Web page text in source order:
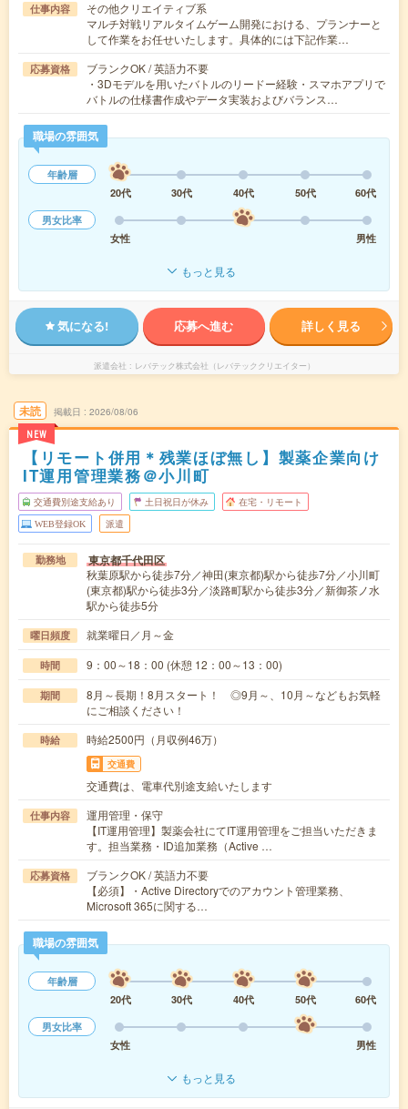
仕事内容
その他クリエイティブ系
マルチ対戦リアルタイムゲーム開発における、プランナーと
して作業をお任せいたします。具体的には下記作業…
応募資格
ブランクOK / 英語力不要
・3Dモデルを用いたバトルのリードー経験・スマホアプリで
バトルの仕様書作成やデータ実装およびバランス…
職場の雰囲気
年齢層
20代
30代 40代 50代
60代
男女比率
女性
男性
もっと見る
気になる! 応募へ進む 詳しく見る
派遣会社 レバテック株式会社（レバテッククリエイター）
未読
NEW
掲載日 2026/08/06
【リモート併用＊残業ほぼ無し】製薬企業向け
IT運用管理業務＠小川町
交通費別途支給あり 土日祝日が休み 在宅・リモート
WEB登録OK 派遣
勤務地 東京都千代田区
秋葉原駅から徒歩7分／神田(東京都)駅から徒歩7分／小川町
(東京都)駅から徒歩3分／淡路町駅から徒歩3分／新御茶ノ水
駅から徒歩5分
曜日頻度 就業曜日／月～金
時間 9：00～18：00 (休憩 12：00～13：00)
期間
8月～長期！8月スタート！ ◎9月～、10月～などもお気軽
にご相談ください！
時給 時給2500円（月収例46万）
交通費
交通費は、電車代別途支給いたします
仕事内容
運用管理・保守
【IT運用管理】製薬会社にてIT運用管理をご担当いただきま
す。担当業務・ID追加業務（Active …
応募資格
ブランクOK / 英語力不要
【必須】・Active Directoryでのアカウント管理業務、
Microsoft 365に関する…
職場の雰囲気
年齢層
20代
30代 40代 50代
60代
男女比率
女性
男性
もっと見る